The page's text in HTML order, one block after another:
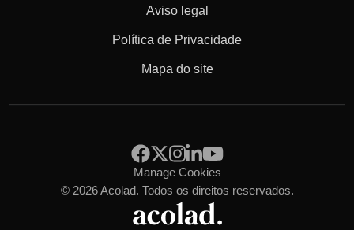
Aviso legal
Política de Privacidade
Mapa do site
© 2026 Acolad. Todos os direitos reservados.
Manage Cookies